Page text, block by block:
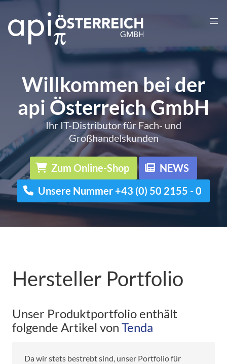
Willkommen bei der
api Österreich GmbH
Ihr IT-Distributor für Fach- und
Großhandelskunden
Zum Online-Shop
NEWS
Unsere Nummer +43 (0) 50 2155 - 0
Hersteller Portfolio
Unser Produktportfolio enthält
folgende Artikel von Tenda
Da wir stets bestrebt sind, unser Portfolio für